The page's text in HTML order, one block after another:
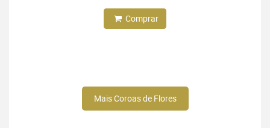
Comprar
Mais Coroas de Flores